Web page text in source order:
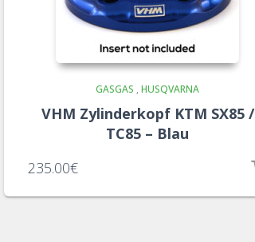
GASGAS , HUSQVARNA
VHM Zylinderkopf KTM SX85 /
TC85 – Blau
235.00€